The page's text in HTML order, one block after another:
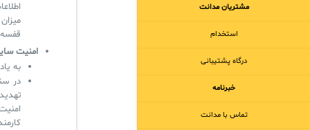
مشتریان مدانت
استخدام
درگاه پشتیبانی
خبرنامه
تماس با مدانت
امنیت
به